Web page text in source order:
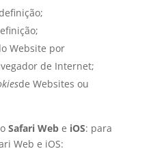
Website por
de Internet;
de Websites ou
Safari Webe iOS: para
Web e iOS: